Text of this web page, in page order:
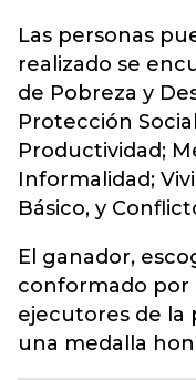
Las personas
realizado se
de Pobreza y
Protección
Productividad;
Informalidad;
Básico, y
El ganador,
conformado por
ejecutores de la
una medalla